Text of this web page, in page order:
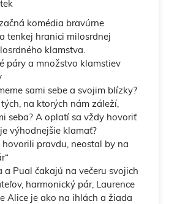
komédia bravúrne
tenkej hranici milosrdnej
klamstva.
páry a množstvo klamstiev
sami sebe a svojim blízky?
na ktorých nám záleží,
seba? A oplatí sa vždy hovoriť
výhodnejšie klamať?
hovorili pravdu, neostal by na
a Pual čakajú na večeru svojich
harmonický pár, Laurence
Alice je ako na ihlách a žiada